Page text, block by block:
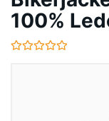
100%